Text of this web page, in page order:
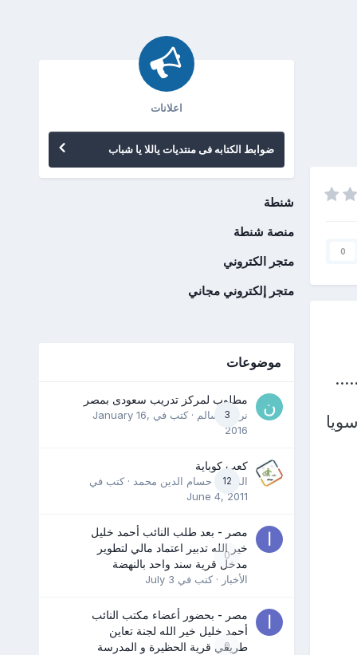
0
اعلانات
ضوابط الكتابه فى منتديات ياللا يا شباب
شنطة
منصة شنطة
متجر الكتروني
متجر إلكتروني مجاني
موضوعات
3
مطلوب لمركز تدريب سعودى بمصر
نرمين سالم · كتب في January 16,
2016
12
كعب كوباية
المدرب حسام الدين محمد · كتب في
June 4, 2011
0
مصر - بعد طلب النائب أحمد خليل
خير الله تدبير اعتماد مالي لتطوير
مدخل قرية سند واحد بالنهضة
الأخبار · كتب في July 3
0
مصر - بحضور أعضاء مكتب النائب
أحمد خليل خير الله لجنة تعاين
طريقي قرية الحظيرة و المدرسة